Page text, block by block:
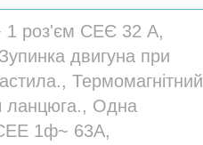
1 роз'єм СЕЄ 32 A,
двигуна при
Термомагнітний
ланцюга., Одна
1ф~ 63A,